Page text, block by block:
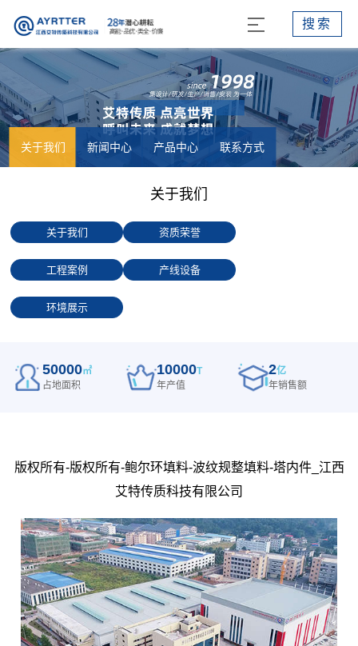
搜索
关于我们 新闻中心 产品中心 联系方式
关于我们
关于我们 资质荣誉
工程案例 产线设备
环境展示
50000㎡
占地面积
10000T
年产值
2亿
年销售额
版权所有-版权所有-鲍尔环填料-波纹规整填料-塔内件_江西
艾特传质科技有限公司